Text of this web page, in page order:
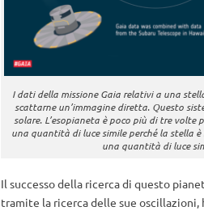
I dati della missione Gaia relativi a una
scattarne un’immagine diretta. Questo
solare. L’esopianeta è poco più di tre
una quantità di luce simile perché la stella
una quantità di luce
Il successo della ricerca di questo
tramite la ricerca delle sue